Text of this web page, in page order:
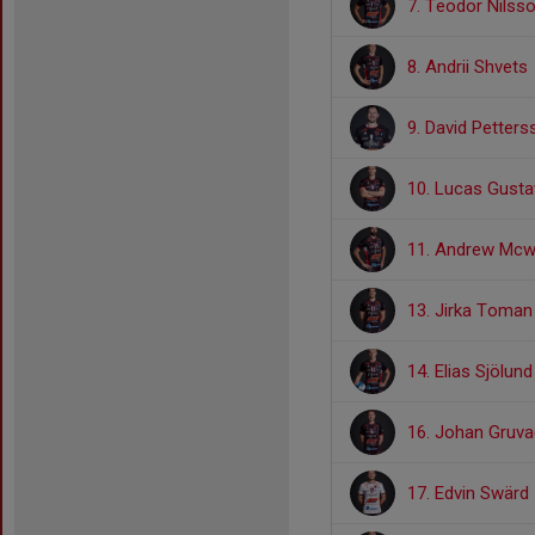
7. Teodor
8. Andrii Shvets
9. David
10. Lucas
11. Andrew
13. Jirka Toman
14. Elias Sjölund
16. Johan
17. Edvin Swärd